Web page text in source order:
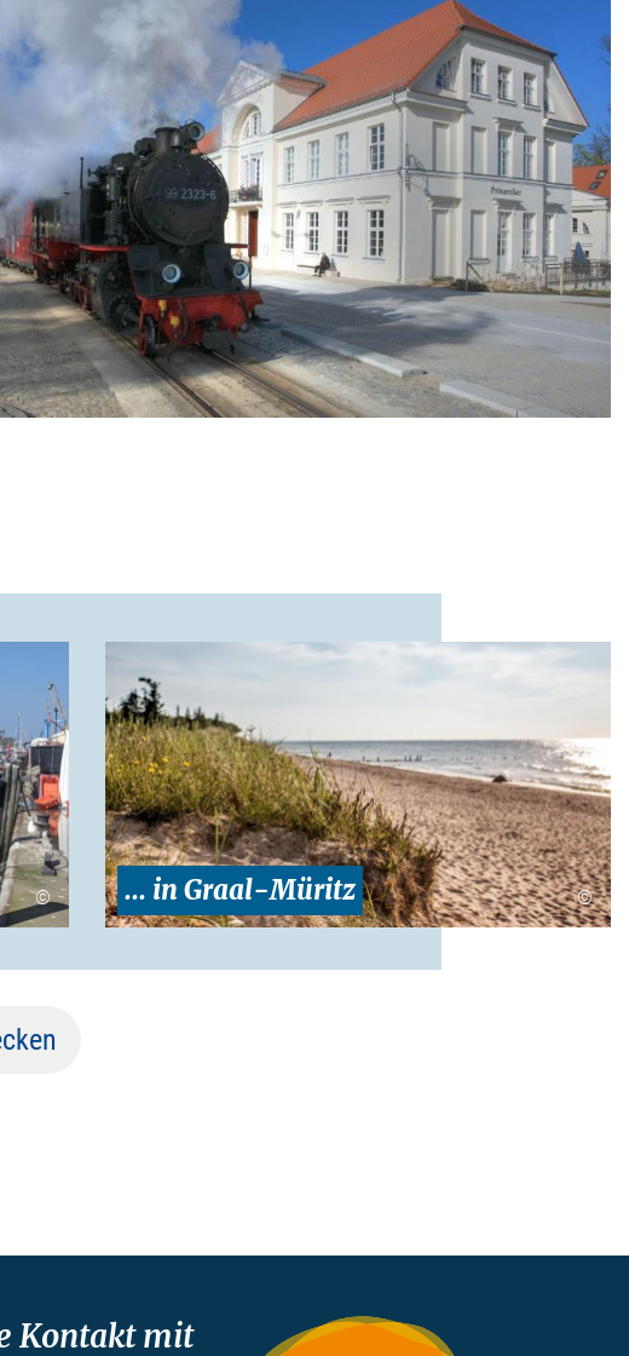
© ... in Graal-Müritz ©
Kontakt mit